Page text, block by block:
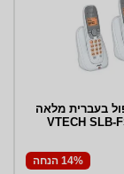
בעברית מלאה
VTECH SLB-
14% הנחה